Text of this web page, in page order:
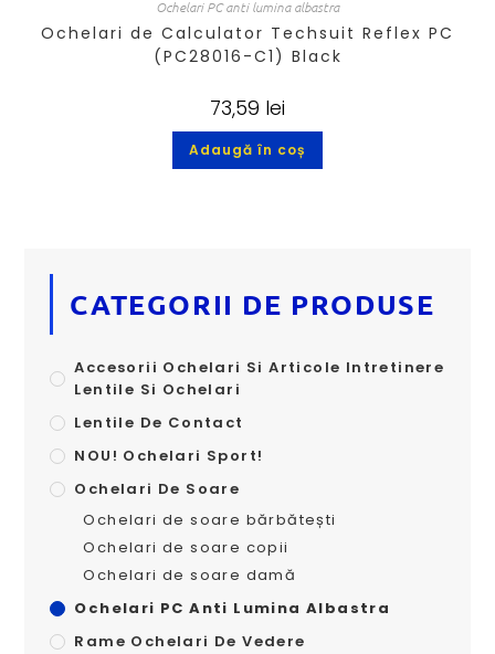
Ochelari PC anti lumina albastra
Ochelari de Calculator Techsuit Reflex PC
(PC28016-C1) Black
73,59 lei
Adaugă în coș
CATEGORII DE PRODUSE
Accesorii Ochelari Si Articole Intretinere
Lentile Si Ochelari
Lentile De Contact
NOU! Ochelari Sport!
Ochelari De Soare
Ochelari de soare bărbătești
Ochelari de soare copii
Ochelari de soare damă
Ochelari PC Anti Lumina Albastra
Rame Ochelari De Vedere